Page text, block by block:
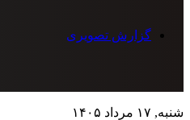
گزارش تصویری
شنبه, ۱۷ مرداد ۱۴۰۵